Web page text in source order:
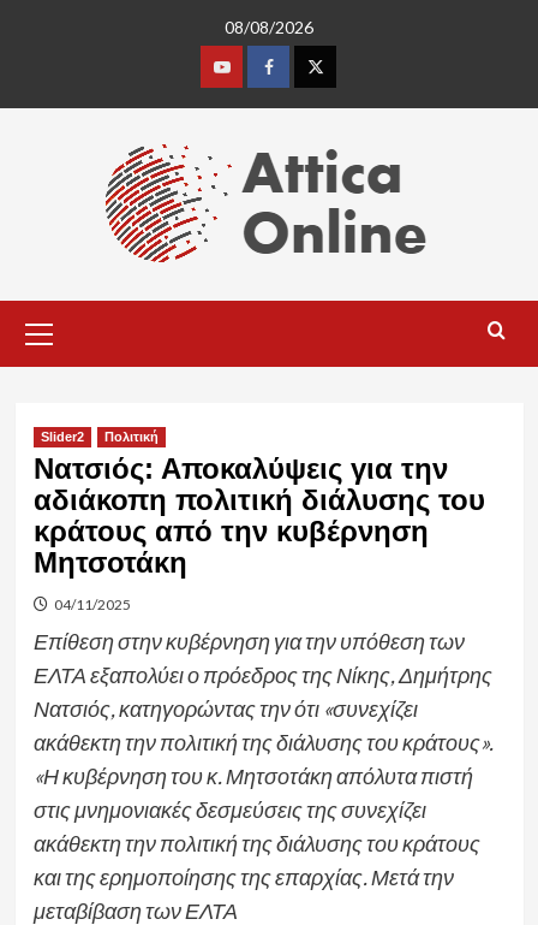
08/08/2026
YoutubeFacebookTwitter
Menu
Slider2 Πολιτική
Νατσιός: Αποκαλύψεις για την
αδιάκοπη πολιτική διάλυσης του
κράτους από την κυβέρνηση
Μητσοτάκη
04/11/2025
Επίθεση στην κυβέρνηση για την υπόθεση των
ΕΛΤΑ εξαπολύει ο πρόεδρος της Νίκης, Δημήτρης
Νατσιός, κατηγορώντας την ότι «συνεχίζει
ακάθεκτη την πολιτική της διάλυσης του κράτους».
«Η κυβέρνηση του κ. Μητσοτάκη απόλυτα πιστή
στις μνημονιακές δεσμεύσεις της συνεχίζει
ακάθεκτη την πολιτική της διάλυσης του κράτους
και της ερημοποίησης της επαρχίας. Μετά την
μεταβίβαση των ΕΛΤΑ